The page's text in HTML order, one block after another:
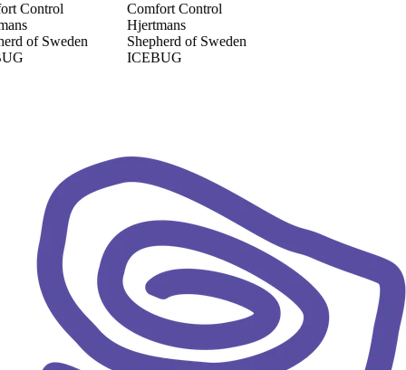
Comfort Control
Hjertmans
Shepherd of Sweden
ICEBUG